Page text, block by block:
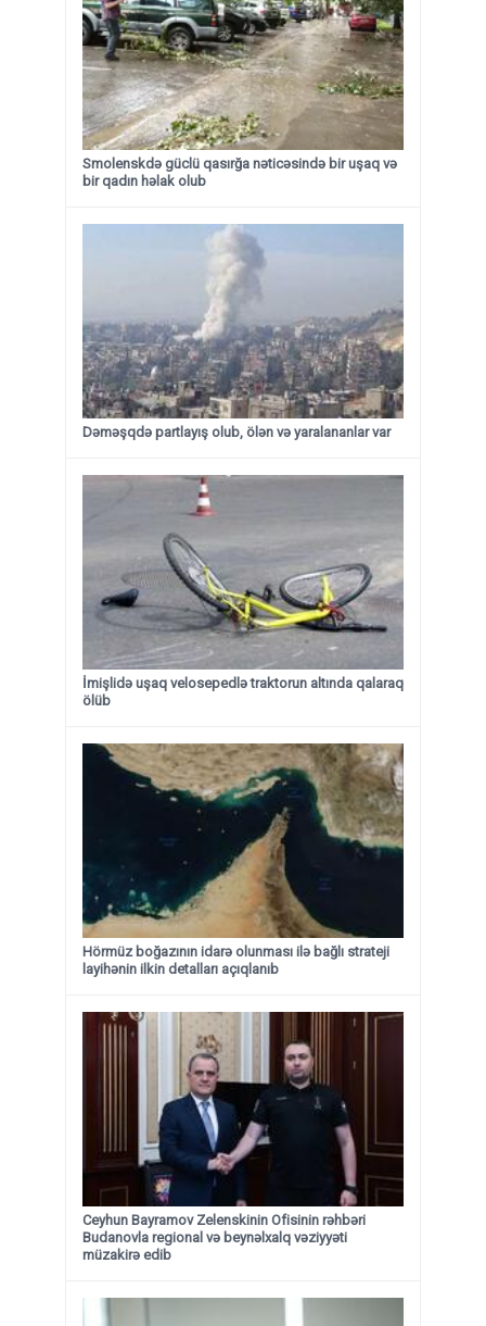
Smolenskdə güclü qasırğa nəticəsində bir uşaq və
bir qadın həlak olub
Dəməşqdə partlayış olub, ölən və yaralananlar var
İmişlidə uşaq velosepedlə traktorun altında qalaraq
ölüb
Hörmüz boğazının idarə olunması ilə bağlı strateji
layihənin ilkin detalları açıqlanıb
Ceyhun Bayramov Zelenskinin Ofisinin rəhbəri
Budanovla regional və beynəlxalq vəziyyəti
müzakirə edib